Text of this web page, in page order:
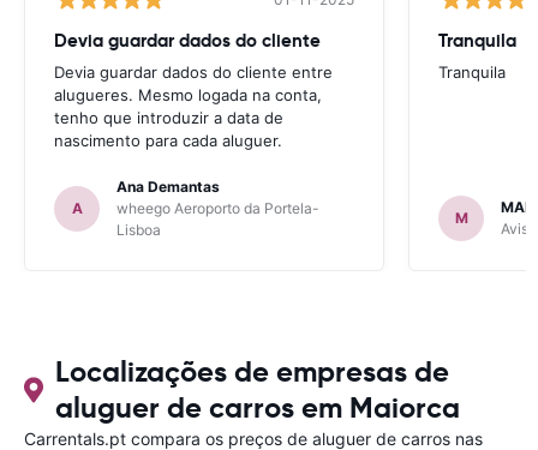
Devia guardar dados do cliente
Devia guardar dados do cliente entre
alugueres. Mesmo logada na conta,
tenho que introduzir a data de
nascimento para cada aluguer.
A
Ana Demantas
wheego Aeroporto da Portela-
Lisboa
Tranquila
Tranquila
M
Avis
Localizações de empresas de
aluguer de carros em Maiorca
Carrentals.pt compara os preços de aluguer de carros nas